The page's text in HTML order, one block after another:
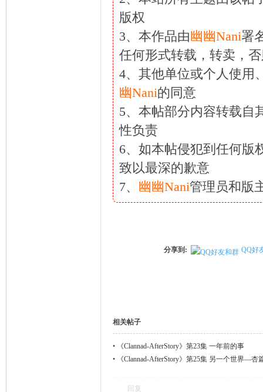
版权
3、本作品由幽幽Nani署
任何形式转载，转卖，
4、其他单位或个人使用
幽Nani的同意
5、本帖部分内容转载自
性负责
6、如本帖侵犯到任何版
致以最深的歉意
7、 幽幽Nani管理员和版
分享到: QQ好
相关帖子
•
《Clannad-AfterStory》第23集 一年前的事
•
《Clannad-AfterStory》第25集 另一个世界—杏
回复